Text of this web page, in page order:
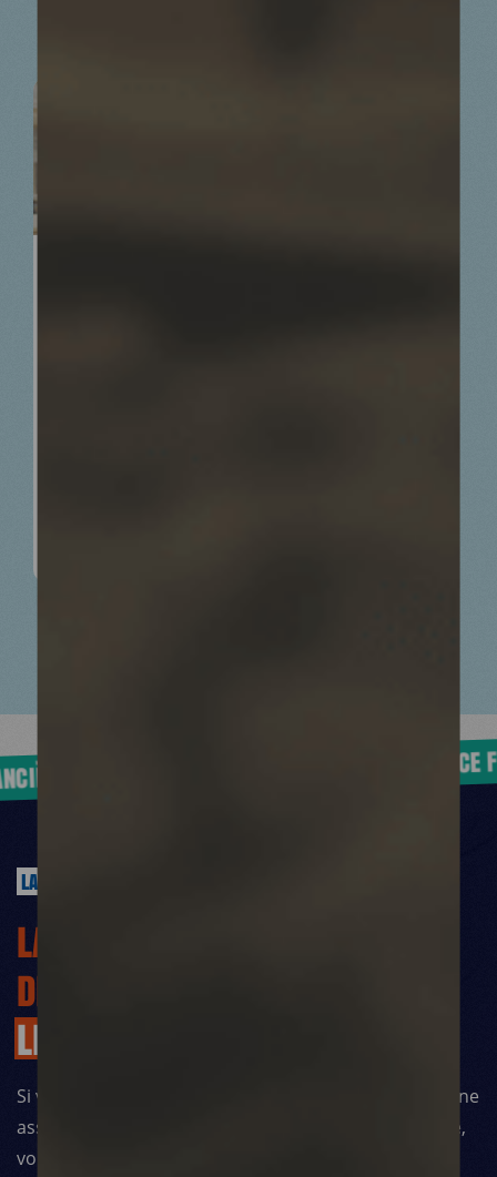
INDÉPENDANCE FINANCIÈRE INDÉPENDANCE
LA RÉDUCTION FISCALE
LA RÉDUCTION FISCALE
DE VOTRE DON AVANT
LE
Si vous êtes imposable sur le revenu, en donnant à une
association humanitaire comme Médecins du Monde,
vous bénéficierez l’année prochaine, d’une réduction